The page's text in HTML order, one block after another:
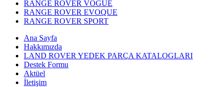
RANGE ROVER VOGUE
RANGE ROVER EVOQUE
RANGE ROVER SPORT
Ana Sayfa
Hakkımızda
LAND ROVER YEDEK PARÇA KATALOGLARI
Destek Formu
Aktüel
İletişim